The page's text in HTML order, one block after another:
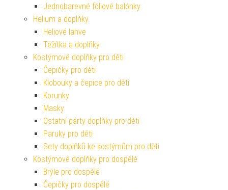
Jednobarevné fóliové balónky
Helium a doplňky
Heliové lahve
Těžítka a doplňky
Kostýmové doplňky pro děti
Čepičky pro děti
Klobouky a čepice pro děti
Korunky
Masky
Ostatní párty doplňky pro děti
Paruky pro děti
Sety doplňků ke kostýmům pro děti
Kostýmové doplňky pro dospělé
Brýle pro dospělé
Čepičky pro dospělé